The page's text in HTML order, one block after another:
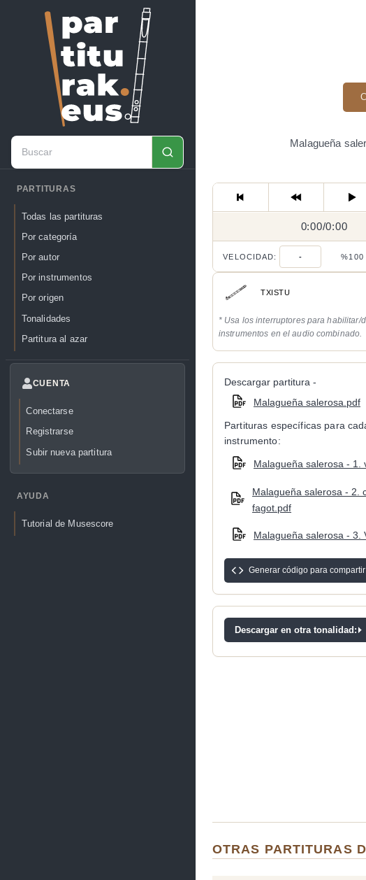
PARTITURAS
Todas las partituras
Por categoría
Por autor
Por instrumentos
Por origen
Tonalidades
Partitura al azar
CUENTA
Conectarse
Registrarse
Subir nueva partitura
AYUDA
Tutorial de Musescore
Malagueña
0:00/
0:00/0:00
VELOCIDAD: - %100
TXISTU
* Usa los interruptores para habilitar/
instrumentos en el audio combinado.
Descargar partitura -
Malagueña salerosa.pdf
Partituras específicas para
instrumento:
Malagueña salerosa - 1.
Malagueña salerosa - 2.
fagot.pdf
Malagueña salerosa - 3.
Generar código para compartir
Descargar en otra tonalidad:
OTRAS PARTITURAS